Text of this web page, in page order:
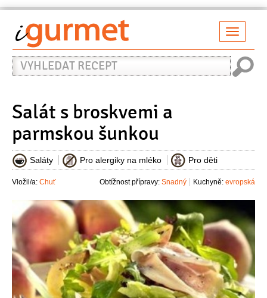
Vyhledat
recept
Salát s broskvemi a
parmskou šunkou
Saláty Pro alergiky na mléko Pro děti
Vložil/a: Chuť Kuchyně: evropská
Obtížnost přípravy: Snadný